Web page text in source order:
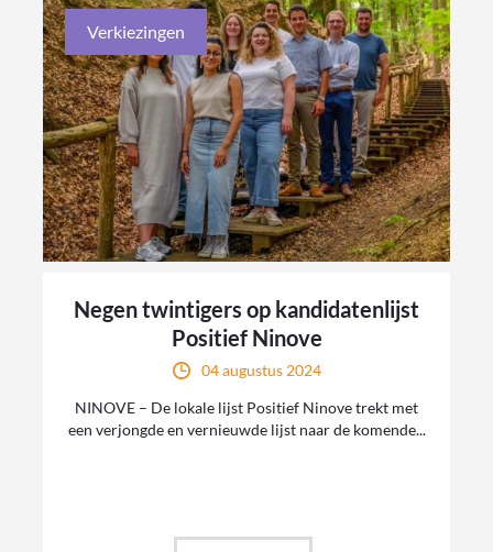
Verkiezingen
Negen twintigers op kandidatenlijst
Positief Ninove
04 augustus 2024
NINOVE – De lokale lijst Positief Ninove trekt met
een verjongde en vernieuwde lijst naar de komende...